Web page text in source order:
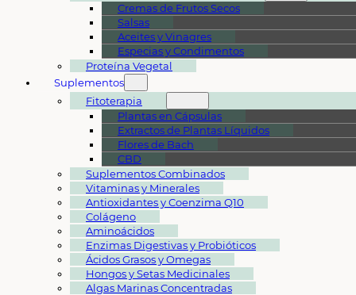
Cremas de Frutos Secos
Salsas
Aceites y Vinagres
Especias y Condimentos
Proteína Vegetal
Suplementos
Fitoterapia
Plantas en Cápsulas
Extractos de Plantas Líquidos
Flores de Bach
CBD
Suplementos Combinados
Vitaminas y Minerales
Antioxidantes y Coenzima Q10
Colágeno
Aminoácidos
Enzimas Digestivas y Probióticos
Ácidos Grasos y Omegas
Hongos y Setas Medicinales
Algas Marinas Concentradas